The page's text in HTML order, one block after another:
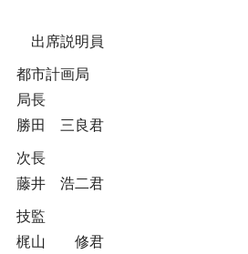
出席説明員
都市計画局
局長
勝田 三良君
次長
藤井 浩二君
技監
梶山 修君